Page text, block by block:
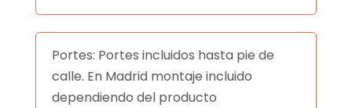
Portes: Portes incluidos hasta pie de
calle. En Madrid montaje incluido
dependiendo del producto